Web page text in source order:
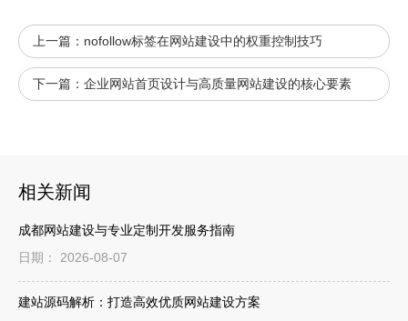
上一篇： nofollow标签在网站建设中的权重控制技巧
下一篇： 企业网站首页设计与高质量网站建设的核心要素
相关新闻
成都网站建设与专业定制开发服务指南
日期： 2026-08-07
建站源码解析：打造高效优质网站建设方案